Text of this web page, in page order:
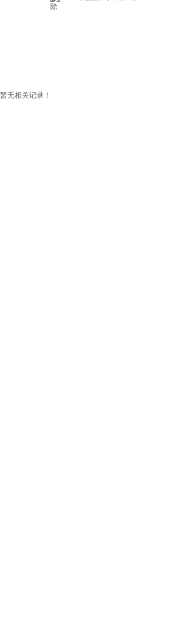
暂无相关记录！